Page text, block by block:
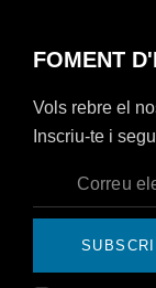
FOMENT
Vols rebre el
Inscriu-te i